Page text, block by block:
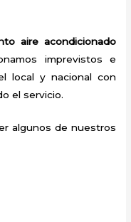
aire acondicionado
imprevistos e
local y nacional con
el servicio.
algunos de nuestros